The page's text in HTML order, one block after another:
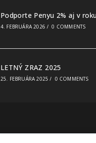
Podporte Penyu 2% aj v
4. FEBRUÁRA 2026 / 0 COMMENTS
LETNÝ ZRAZ 2025
25. FEBRUÁRA 2025 / 0 COMMENTS